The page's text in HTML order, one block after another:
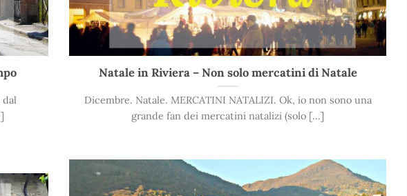
Natale in Riviera – Non solo mercatini di Natale
Dicembre. Natale. MERCATINI NATALIZI. Ok, io non sono una
grande fan dei mercatini natalizi (solo [...]